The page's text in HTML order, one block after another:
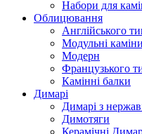
Набори для
Облицювання
Англійського
Модульні каміни
Модерн
Французького
Камінні балки
Димарі
Димарі з
Димотяги
Керамічні